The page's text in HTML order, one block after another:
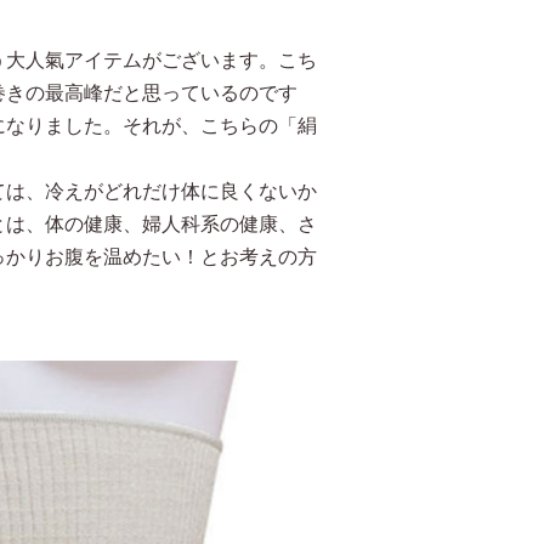
大人氣アイテムがございます。こち
の最高峰だと思っているのです
りました。それが、こちらの「絹
、冷えがどれだけ体に良くないか
、体の健康、婦人科系の健康、さ
りお腹を温めたい！とお考えの方